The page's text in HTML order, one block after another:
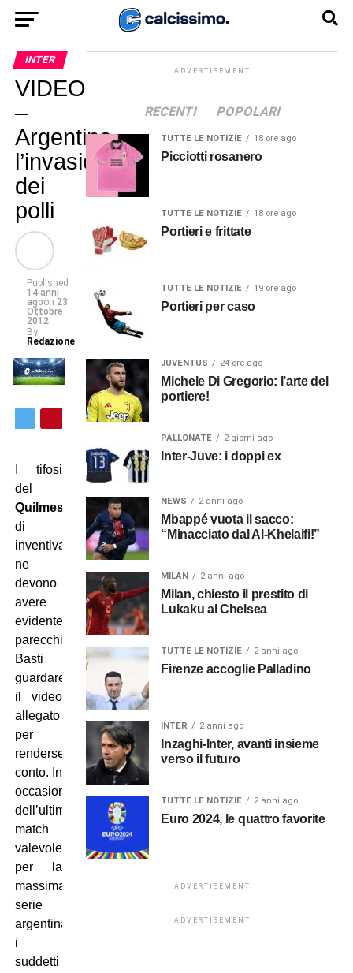
INTER
VIDEO
–
Argentina,
l’invasione
dei
polli
Published
14 anni
agoon 23
Ottobre
2012
By
Redazione
I tifosi
del
Quilmes
di
inventiva
ne
devono
avere
evidentemente
parecchia.
Basti
guardare
il video
allegato
per
rendersene
conto. In
occasione
dell’ultimo
match
valevole
per la
massima
serie
argentina,
i
suddetti
ADVERTISEMENT
RECENTI POPOLARI
TUTTE LE NOTIZIE 18 ore ago
Picciotti rosanero
TUTTE LE NOTIZIE 18 ore ago
Portieri e frittate
TUTTE LE NOTIZIE 19 ore ago
Portieri per caso
JUVENTUS 24 ore ago
Michele Di Gregorio: l’arte del
portiere!
PALLONATE 2 giorni ago
Inter-Juve: i doppi ex
NEWS 2 anni ago
Mbappé vuota il sacco:
“Minacciato dal Al-Khelaifi!”
MILAN 2 anni ago
Milan, chiesto il prestito di
Lukaku al Chelsea
TUTTE LE NOTIZIE 2 anni ago
Firenze accoglie Palladino
INTER 2 anni ago
Inzaghi-Inter, avanti insieme
verso il futuro
TUTTE LE NOTIZIE 2 anni ago
Euro 2024, le quattro favorite
ADVERTISEMENT
ADVERTISEMENT